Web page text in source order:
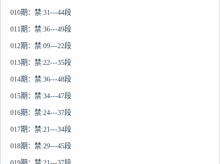
010期：禁:31---44段
011期：禁:36---49段
012期：禁:09---22段
013期：禁:22---35段
014期：禁:36---48段
015期：禁:34---47段
016期：禁:24---37段
017期：禁:21---34段
018期：禁:29---45段